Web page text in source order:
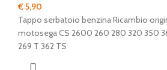
€5,90
Tappo serbatoio benzina Ricambio
motosega CS 2600 260 280 320 350
269 T 362 TS